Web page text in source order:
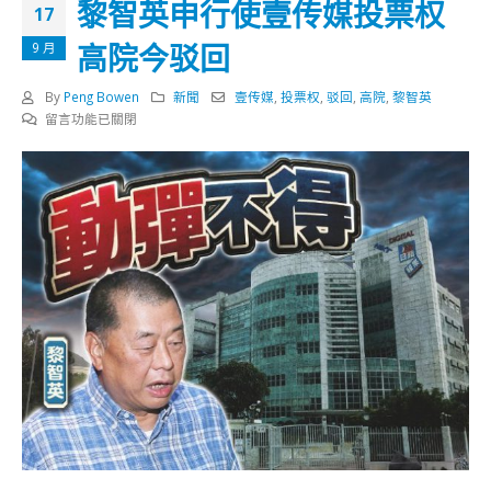
17
9 月
黎智英申行使壹传媒投票权
高院今驳回
By Peng Bowen 新聞 壹传媒 ,投票权 ,驳回 ,高院 ,黎智英
在
英
申
行
使
壹
传
媒
投
票
权
高
院
今
驳
留言功能已關閉